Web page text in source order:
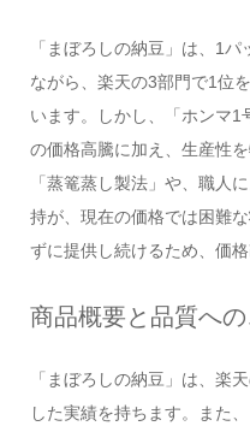
「まぼろしの納豆」は、1
ながら、楽天の3部門で1位
います。しかし、「ホンマ1
の価格高騰に加え、生産性
「蒸篭蒸し製法」や、職人
持が、現在の価格では困難
ずに提供し続けるため、価
商品概要と品質への
「まぼろしの納豆」は、楽
した実績を持ちます。また